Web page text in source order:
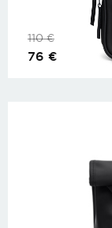
110€
76 €